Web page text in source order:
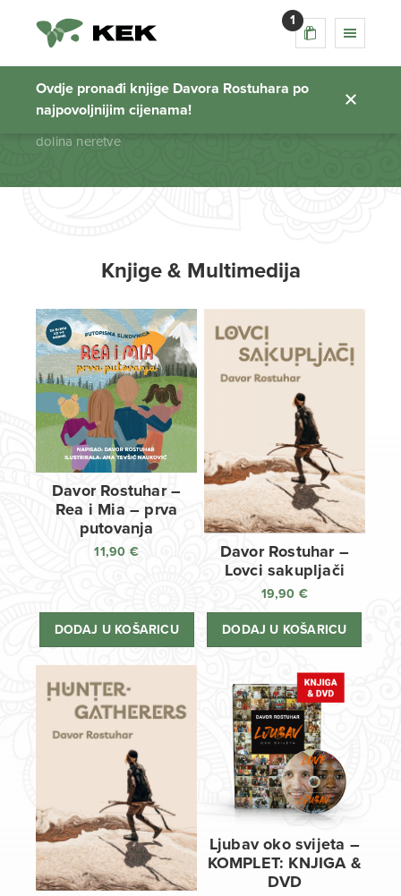
1
Ovdje pronađi knjige Davora Rostuhara po
najpovoljnijim cijenama!
dolina neretve
Početna stranica
dolina neretve
Knjige & Multimedija
Davor Rostuhar –
Rea i Mia – prva
putovanja
11,90 €
DODAJ U KOŠARICU
Davor Rostuhar –
Lovci sakupljači
19,90 €
DODAJ U KOŠARICU
Ljubav oko svijeta –
KOMPLET: KNJIGA &
DVD